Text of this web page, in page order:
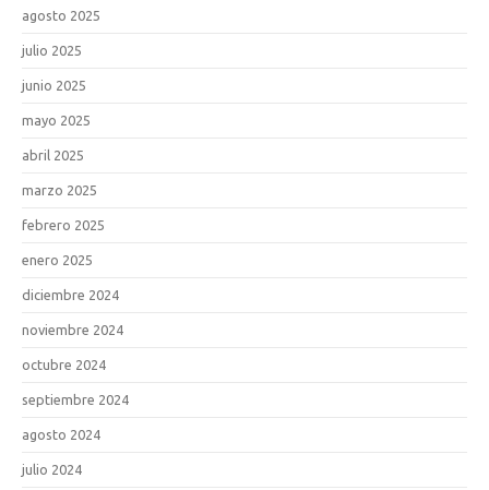
agosto 2025
julio 2025
junio 2025
mayo 2025
abril 2025
marzo 2025
febrero 2025
enero 2025
diciembre 2024
noviembre 2024
octubre 2024
septiembre 2024
agosto 2024
julio 2024